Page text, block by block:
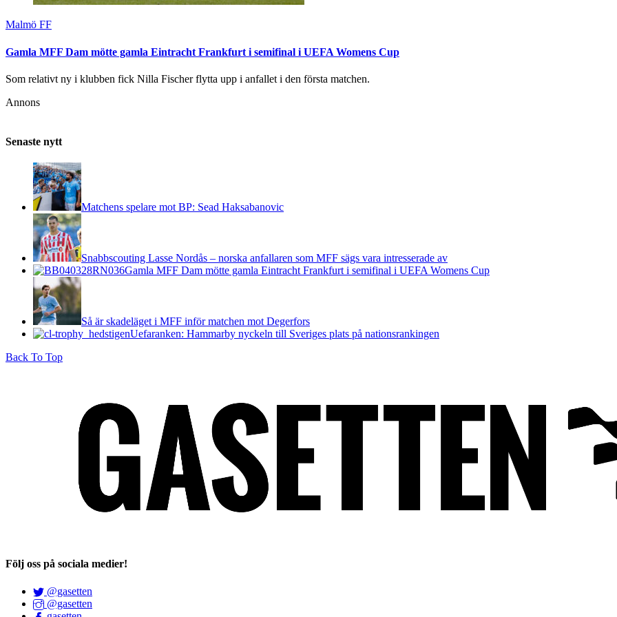
Malmö FF
Gamla MFF Dam mötte gamla Eintracht Frankfurt i semifinal i UEFA Womens Cup
Som relativt ny i klubben fick Nilla Fischer flytta upp i anfallet i den första matchen.
Annons
Senaste nytt
Matchens spelare mot BP: Sead Haksabanovic
Snabbscouting Lasse Nordås – norska anfallaren som MFF sägs vara intresserade av
Gamla MFF Dam mötte gamla Eintracht Frankfurt i semifinal i UEFA Womens Cup
Så är skadeläget i MFF inför matchen mot Degerfors
Uefaranken: Hammarby nyckeln till Sveriges plats på nationsrankingen
Back To Top
Följ oss på sociala medier!
@gasetten
@gasetten